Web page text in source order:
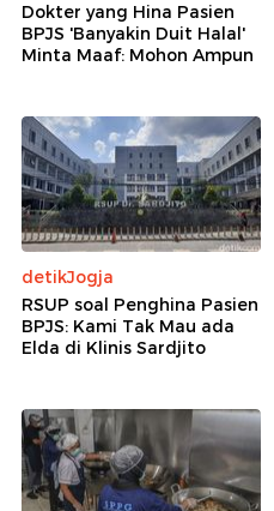
Dokter yang Hina Pasien
BPJS 'Banyakin Duit Halal'
Minta Maaf: Mohon Ampun
detikJogja
RSUP soal Penghina Pasien
BPJS: Kami Tak Mau ada
Elda di Klinis Sardjito